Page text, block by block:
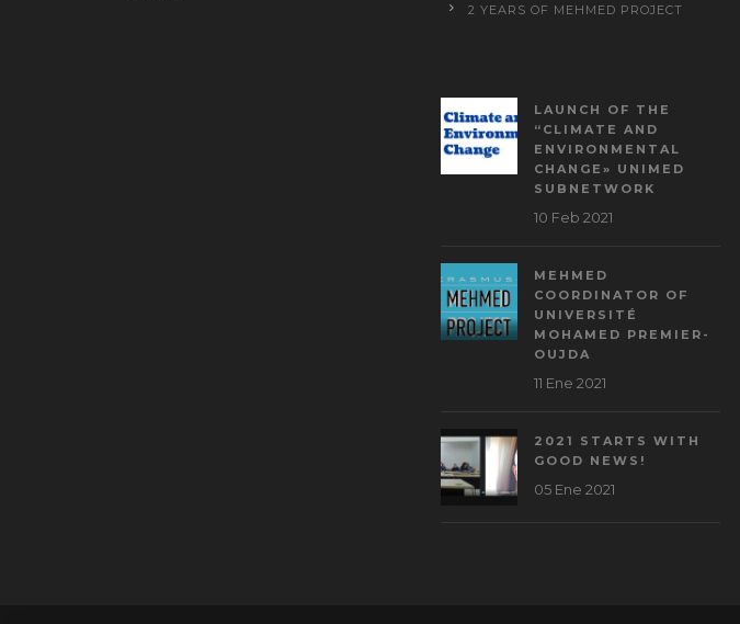
2 YEARS OF MEHMED PROJECT
LAUNCH OF THE
“CLIMATE AND
ENVIRONMENTAL
CHANGE» UNIMED
SUBNETWORK
10 Feb 2021
MEHMED
COORDINATOR OF
UNIVERSITÉ
MOHAMED PREMIER-
OUJDA
11 Ene 2021
2021 STARTS WITH
GOOD NEWS!
05 Ene 2021